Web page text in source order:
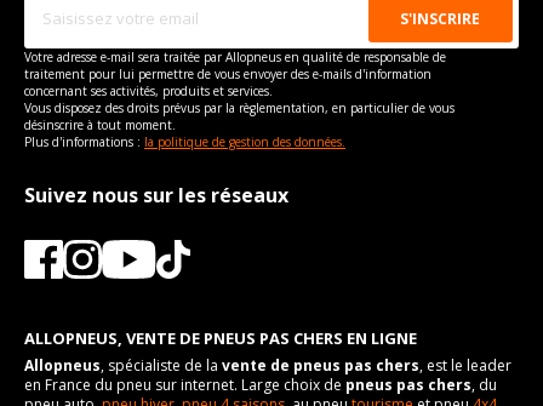
Votre adresse e-mail sera traitée par Allopneus en qualité de responsable de
traitement pour lui permettre de vous envoyer des e-mails d'information
concernant ses activités, produits et services.
Vous disposez des droits prévus par la règlementation, en particulier de vous
désinscrire à tout moment.
Plus d'informations : la politique de gestion des données.
Suivez nous sur les réseaux
ALLOPNEUS, VENTE DE PNEUS PAS CHERS EN LIGNE
Allopneus, spécialiste de la vente de pneus pas chers, est le leader
en France du pneu sur internet. Large choix de pneus pas chers, du